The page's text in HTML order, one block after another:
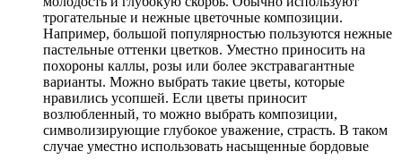
трогательные и нежные цветочные композиции.
Например, большой популярностью пользуются нежные
пастельные оттенки цветков. Уместно приносить на
похороны каллы, розы или более экстравагантные
варианты. Можно выбрать такие цветы, которые
нравились усопшей. Если цветы приносит
возлюбленный, то можно выбрать композиции,
символизирующие глубокое уважение, страсть. В таком
случае уместно использовать насыщенные бордовые